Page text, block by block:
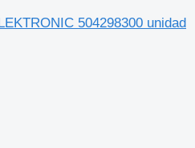
504298300 unidad